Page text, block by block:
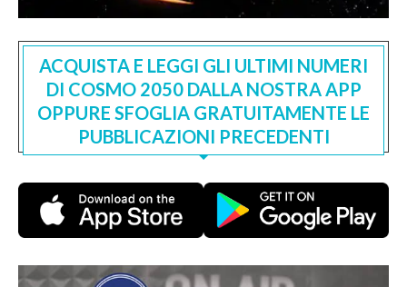
ACQUISTA E LEGGI GLI ULTIMI NUMERI
DI COSMO 2050 DALLA NOSTRA APP
OPPURE SFOGLIA GRATUITAMENTE LE
PUBBLICAZIONI PRECEDENTI